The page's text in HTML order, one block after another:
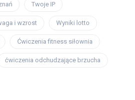
Twoje IP
i wzrost Wyniki lotto
Ćwiczenia fitness siłownia
ćwiczenia odchudzające brzucha